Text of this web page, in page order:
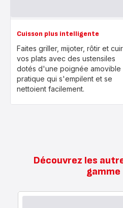
Cuisson plus intelligente
Faites griller, mijoter, rôtir et
vos plats avec des ustensiles
dotés d'une poignée amovible
pratique qui s'empilent et se
nettoient facilement.
Découvrez les
gamme